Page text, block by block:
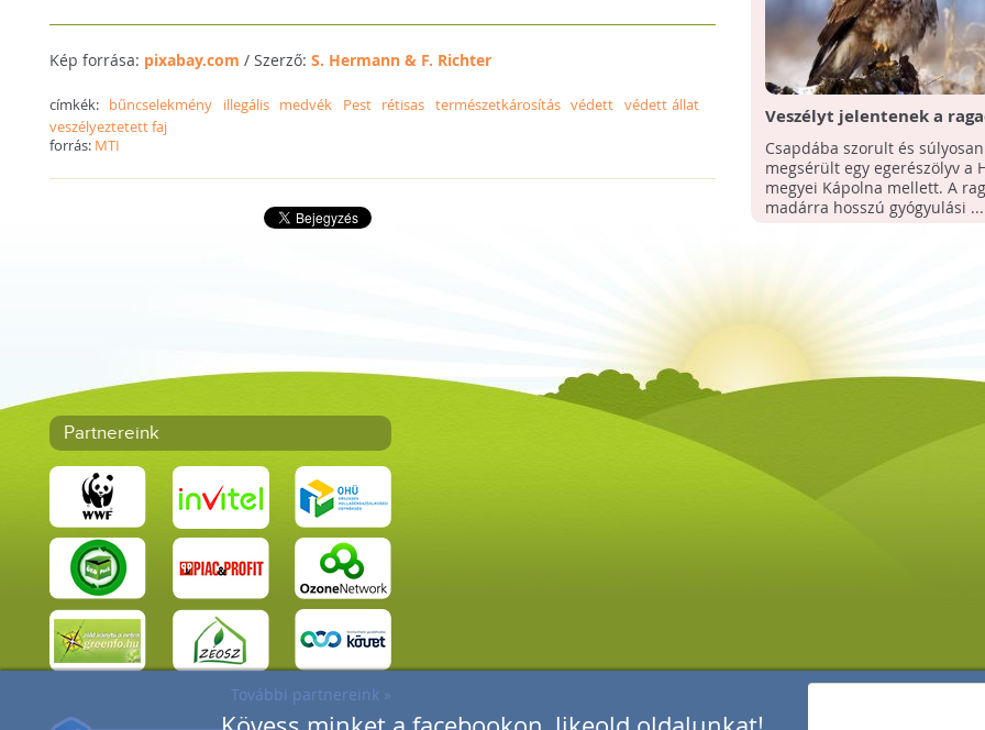
Kép forrása: pixabay.com / Szerző:S. Hermann & F. Richter
címkék: bűncselekmény illegális medvék Pest rétisas természetkárosítás védett védett állat
veszélyeztetett faj
forrás: MTI
Veszélyt jelentenek a
madarakra a
kihelyezett csapdák
Csapdába szorult és súlyosan
megsérült egy egerészölyv a
megyei Kápolna mellett. A
madárra hosszú gyógyulási ...
Partnereink
További partnereink »